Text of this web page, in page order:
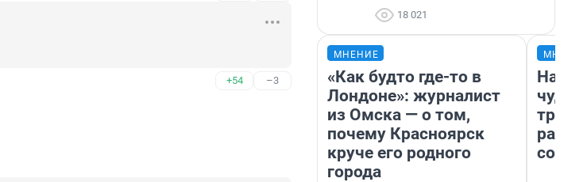
+54 –3
18 021
МНЕНИЕ
«Как будто где-то в
Лондоне»: журналист
из Омска — о том,
почему Красноярск
круче его родного
города